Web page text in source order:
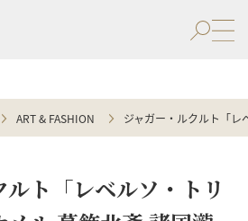
ART & FASHION ジャガー・ルクルト「
ト「レベルソ・トリ